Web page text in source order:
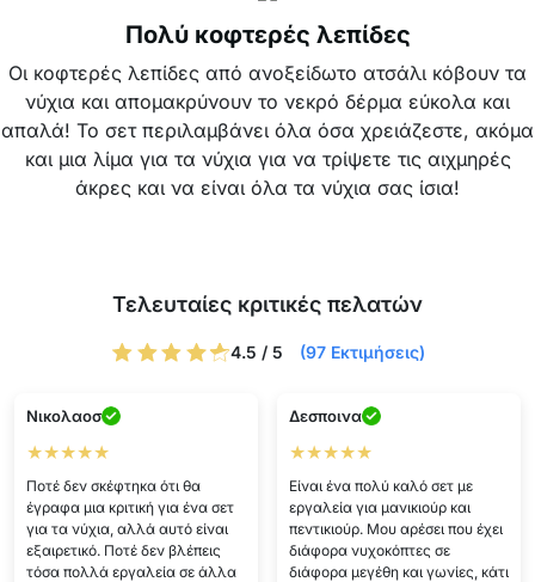
Πολύ κοφτερές λεπίδες
Οι κοφτερές λεπίδες από ανοξείδωτο ατσάλι κόβουν τα
νύχια και απομακρύνουν το νεκρό δέρμα εύκολα και
απαλά! Το σετ περιλαμβάνει όλα όσα χρειάζεστε, ακόμα
και μια λίμα για τα νύχια για να τρίψετε τις αιχμηρές
άκρες και να είναι όλα τα νύχια σας ίσια!
Τελευταίες κριτικές πελατών
4.5 / 5 (97 Εκτιμήσεις)
Νικολαοσ
★★★★★
Ποτέ δεν σκέφτηκα ότι θα
έγραφα μια κριτική για ένα σετ
για τα νύχια, αλλά αυτό είναι
εξαιρετικό. Ποτέ δεν βλέπεις
τόσα πολλά εργαλεία σε άλλα
Δεσποινα
★★★★★
Είναι ένα πολύ καλό σετ με
εργαλεία για μανικιούρ και
πεντικιούρ. Μου αρέσει που έχει
διάφορα νυχοκόπτες σε
διάφορα μεγέθη και γωνίες, κάτι